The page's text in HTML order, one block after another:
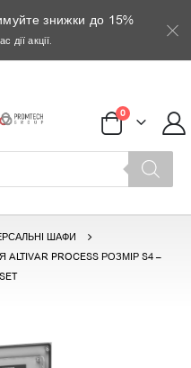
знижки до 15%
дії акції.
0
ШАФИ
PROCESS РОЗМІР S4 –